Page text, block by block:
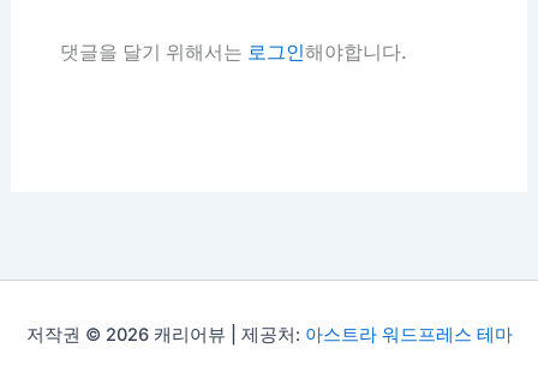
댓글을 달기 위해서는 로그인해야합니다.
저작권 © 2026 캐리어뷰 | 제공처: 아스트라 워드프레스 테마